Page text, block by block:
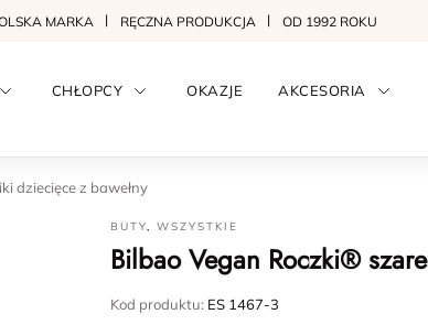
MARKA RĘCZNA PRODUKCJA OD 1992 ROKU
CHŁOPCY OKAZJE AKCESORIA
dziecięce z bawełny
BUTY,WSZYSTKIE
Bilbao Vegan Roczki®
Kod produktu: ES 1467-3